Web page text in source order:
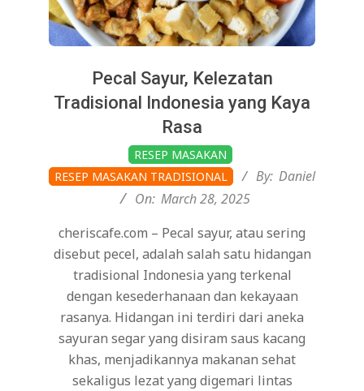
Pecal Sayur, Kelezatan
Tradisional Indonesia yang Kaya
Rasa
03-
28
RESEP MASAKAN
RESEP MASAKAN TRADISIONAL
By: Daniel
On: March 28, 2025
cheriscafe.com – Pecal sayur, atau sering
disebut pecel, adalah salah satu hidangan
tradisional Indonesia yang terkenal
dengan kesederhanaan dan kekayaan
rasanya. Hidangan ini terdiri dari aneka
sayuran segar yang disiram saus kacang
khas, menjadikannya makanan sehat
sekaligus lezat yang digemari lintas